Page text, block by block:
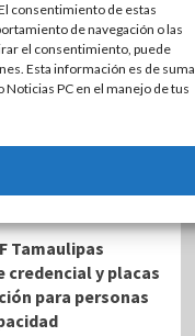
consentimiento de estas
de navegación o las
el consentimiento, puede
Esta información es de suma
PC en el manejo de tus
Tamaulipas
credencial y placas
para personas